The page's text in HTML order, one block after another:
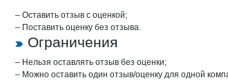
– Оставить отзыв с оценкой;
– Поставить оценку без отзыва.
Ограничения
– Нельзя оставлять отзыв без оценки;
– Можно оставить один отзыв/оценку для одной